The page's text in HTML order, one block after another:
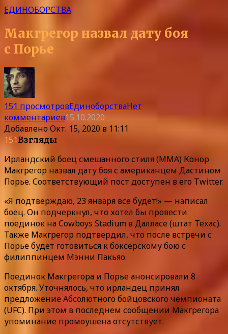
ЕДИНОБОРСТВА
Макгрегор назвал дату боя
с Порье
151 просмотровЕдиноборстваНет
комментариев15.10.2020
ДобавленоОкт. 15, 2020 в 11:11
151Взгляды
Ирландский боец смешанного стиля (ММА) Конор
Макгрегор назвал дату боя с американцем Дастином
Порье. Соответствующий пост доступен в его Twitter.
«Я подтверждаю, 23 января все будет!» — написал
боец. Он подчеркнул, что хотел бы провести
поединок на Cowboys Stadium в Далласе (штат Техас).
Также Макгрегор подтвердил, что после встречи с
Порье будет готовиться к боксерскому бою с
филиппинцем Мэнни Пакьяо.
Поединок Макгрегора и Порье анонсировали 8
октября. Уточнялось, что ирландец принял
предложение Абсолютного бойцовского чемпионата
(UFC). При этом в последнем сообщении Макгрегора
упоминание промоушена отсутствует.